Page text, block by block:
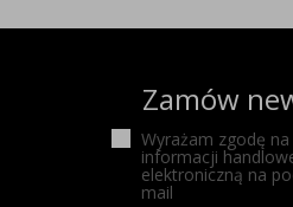
Zamów
Wyrażam zgodę
informacji
elektroniczną na
mail